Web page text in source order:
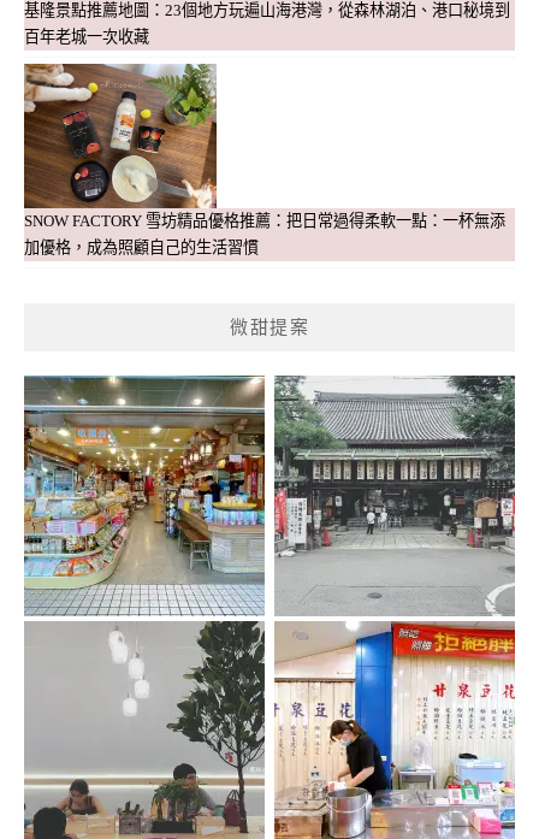
基隆景點推薦地圖：23個地方玩遍山海港灣，從森林湖泊、港口秘境到
百年老城一次收藏
SNOW FACTORY 雪坊精品優格推薦：把日常過得柔軟一點：一杯無添
加優格，成為照顧自己的生活習慣
微甜提案